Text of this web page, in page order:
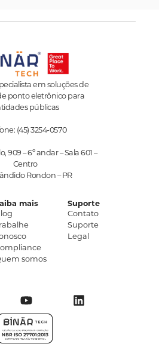
em soluções de
ponto eletrônico para
públicas
(45) 3254-0570
909 – 6º andar – Sala 601 –
Centro
Rondon – PR
mais
somos
Suporte
Contato
Suporte
Legal